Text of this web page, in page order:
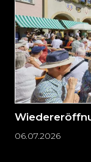
06.07.2026